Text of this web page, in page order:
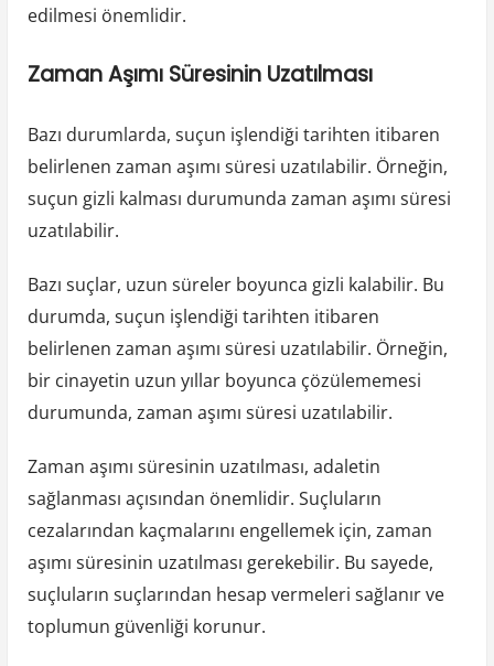
edilmesi önemlidir.
Zaman Aşımı Süresinin Uzatılması
Bazı durumlarda, suçun işlendiği tarihten itibaren
belirlenen zaman aşımı süresi uzatılabilir. Örneğin,
suçun gizli kalması durumunda zaman aşımı süresi
uzatılabilir.
Bazı suçlar, uzun süreler boyunca gizli kalabilir. Bu
durumda, suçun işlendiği tarihten itibaren
belirlenen zaman aşımı süresi uzatılabilir. Örneğin,
bir cinayetin uzun yıllar boyunca çözülememesi
durumunda, zaman aşımı süresi uzatılabilir.
Zaman aşımı süresinin uzatılması, adaletin
sağlanması açısından önemlidir. Suçluların
cezalarından kaçmalarını engellemek için, zaman
aşımı süresinin uzatılması gerekebilir. Bu sayede,
suçluların suçlarından hesap vermeleri sağlanır ve
toplumun güvenliği korunur.